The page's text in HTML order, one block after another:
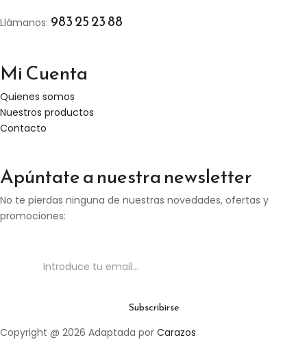
Llámanos: 983 25 23 88
Mi Cuenta
Quienes somos
Nuestros productos
Contacto
Apúntate a nuestra newsletter
No te pierdas ninguna de nuestras novedades, ofertas y
promociones:
Copyright @ 2026 Adaptada por Carazos